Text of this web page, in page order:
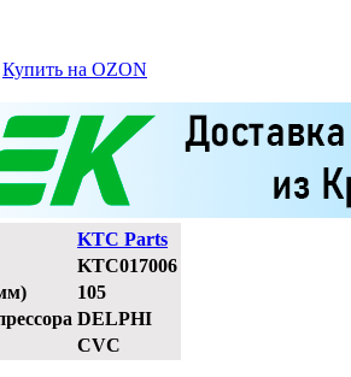
Купить на OZON
KTC Parts
KTC017006
105
DELPHI
CVC